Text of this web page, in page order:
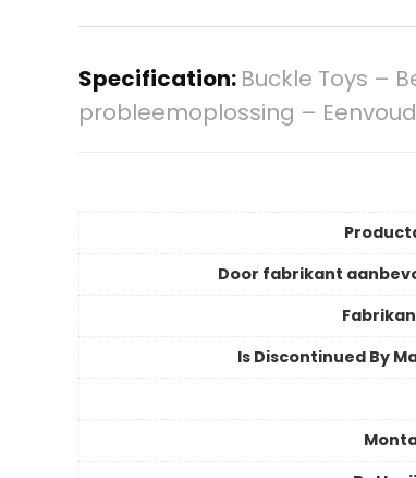
Specification: Buckle Toys –
probleemoplossing –
Door fabrikant
Is Discontinued By